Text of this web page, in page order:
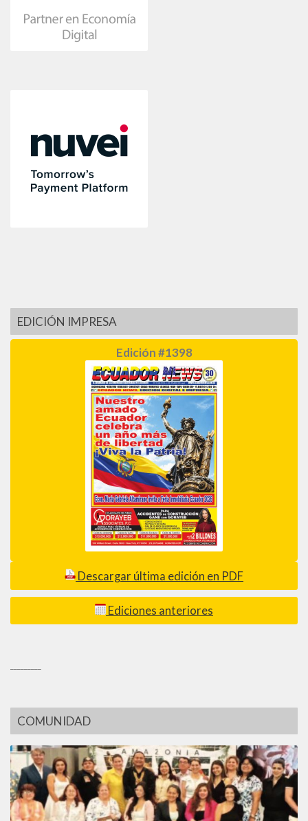
EDICIÓN IMPRESA
Edición #1398
Descargar última edición en PDF
Ediciones anteriores
COMUNIDAD